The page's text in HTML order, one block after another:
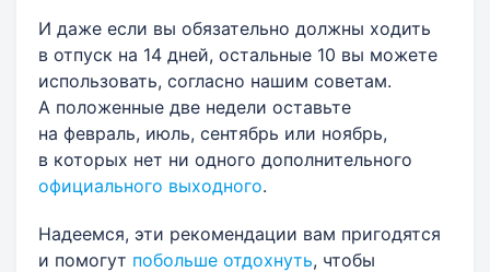
И даже если вы обязательно должны ходить
в отпуск на 14 дней, остальные 10 вы можете
использовать, согласно нашим советам.
А положенные две недели оставьте
на февраль, июль, сентябрь или ноябрь,
в которых нет ни одного дополнительного
официального выходного.
Надеемся, эти рекомендации вам пригодятся
и помогут побольше отдохнуть, чтобы